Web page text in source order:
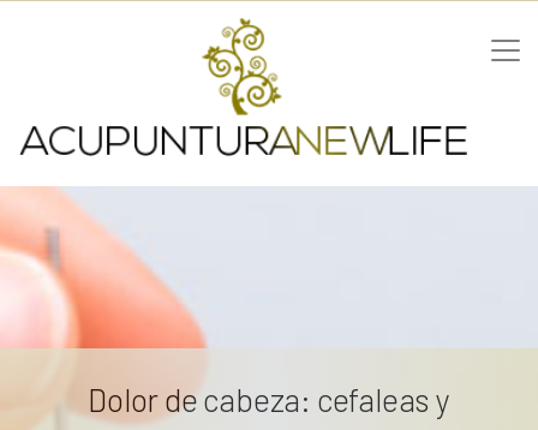
Dolor de cabeza: cefaleas y